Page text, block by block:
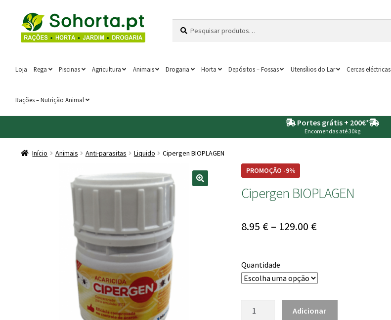
Ir
para
a
Saltar
para
o
por:
Loja Rega Piscinas Agricultura Animais Drogaria Horta Depósitos – Fossas Utensílios do Lar Cercas eléctricas
Rações – Nutrição Animal
Portes grátis + 200€*
Encomendas até 30kg
Início Animais Anti-parasitas Liquido
Cipergen BIOPLAGEN
PROMOÇÃO -9%
Cipergen BIOPLAGEN
8.95 € – 129.00 €Price
129.00 €
Quantidade
Adicionar